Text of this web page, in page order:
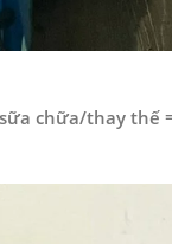
chữa/thay